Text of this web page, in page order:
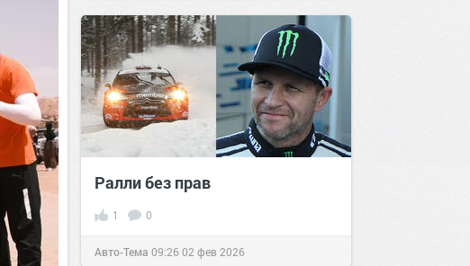
Ралли без прав
1 0
Авто-Тема 09:2602 фев 2026